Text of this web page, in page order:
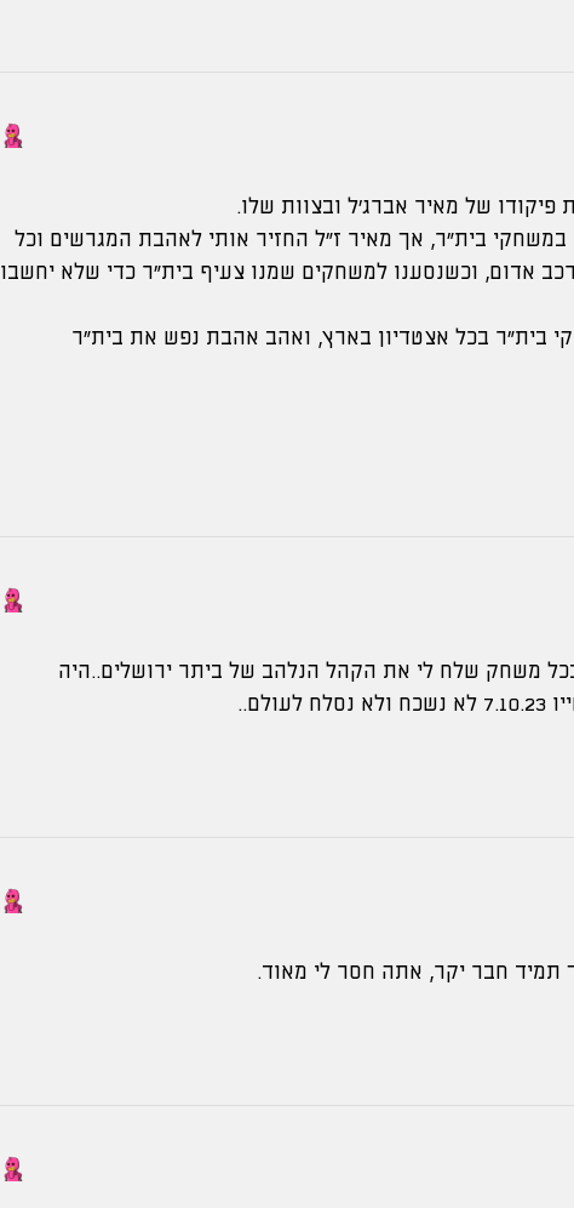
של מאיר אברג׳ל ובצוות שלו.
בית״ר, אך מאיר ז״ל החזיר אותי לאהבת המגרשים וכל
אדום, וכשנסענו למשחקים שמנו צעיף בית״ר כדי שלא יחשבו
בית״ר בכל אצטדיון בארץ, ואהב אהבת נפש את בית״ר
משחק שלח לי את הקהל הנלהב של ביתר ירושלים..היה
תמיד חבר יקר, אתה חסר לי מאוד.